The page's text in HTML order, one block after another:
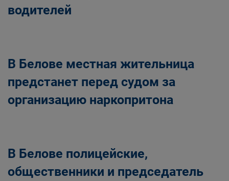
водителей
В Белове местная жительница
предстанет перед судом за
организацию наркопритона
В Белове полицейские,
общественники и председатель